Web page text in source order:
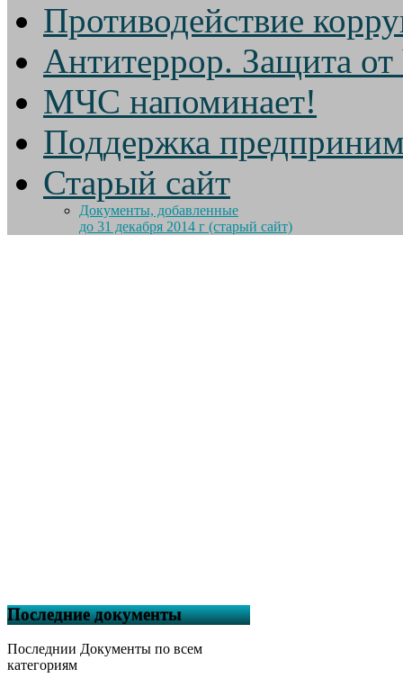
Противодействие
Антитеррор. Защита
МЧС напоминает!
Поддержка
Старый сайт
Документы, добавленные
до 31 декабря 2014 г (старый сайт)
Последние документы
Последнии Документы по всем
категориям